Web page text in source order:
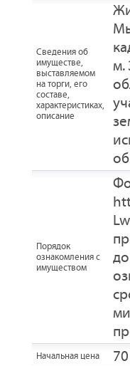
Cведения об
имуществе,
выставляемом
на торги, его
составе,
характеристиках,
описание
м.
Порядок
ознакомления с
имуществом
Начальная цена